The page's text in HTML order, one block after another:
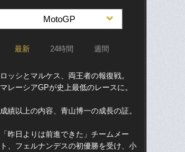
MotoGP
最新 24時間 週間
ロッシとマルケス、両王者の報復戦。
マレーシアGPが史上最低のレースに。
成績以上の内容、青山博一の成長の証。
「昨日よりは前進できた」チームメー
ト、フェルナンデスの初優勝を受け、小